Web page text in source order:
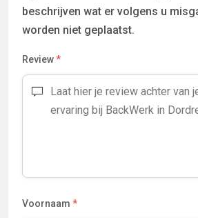
beschrijven wat er volgens u
worden niet geplaatst.
Review*
Voornaam *